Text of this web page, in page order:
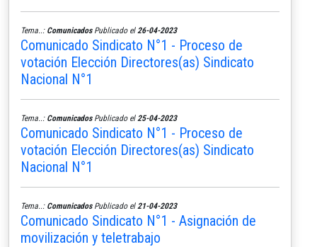
Tema..: ComunicadosPublicado el 26-04-2023
Comunicado Sindicato N°1 - Proceso de
votación Elección Directores(as) Sindicato
Nacional N°1
Tema..: ComunicadosPublicado el 25-04-2023
Comunicado Sindicato N°1 - Proceso de
votación Elección Directores(as) Sindicato
Nacional N°1
Tema..: ComunicadosPublicado el 21-04-2023
Comunicado Sindicato N°1 - Asignación de
movilización y teletrabajo